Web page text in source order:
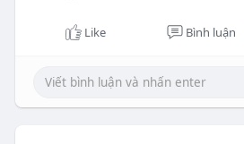
Like Bình luận